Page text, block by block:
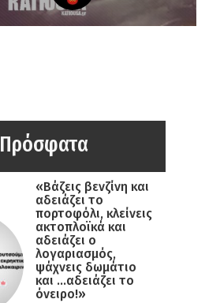
Πρόσφατα
«Βάζεις βενζίνη και
αδειάζει το
πορτοφόλι, κλείνεις
ακτοπλοϊκά και
αδειάζει ο
λογαριασμός,
ψάχνεις δωμάτιο
και …αδειάζει το
όνειρο!»